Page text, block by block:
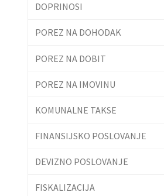
DOPRINOSI
POREZ NA DOHODAK
POREZ NA DOBIT
POREZ NA IMOVINU
KOMUNALNE TAKSE
FINANSIJSKO POSLOVANJE
DEVIZNO POSLOVANJE
FISKALIZACIJA